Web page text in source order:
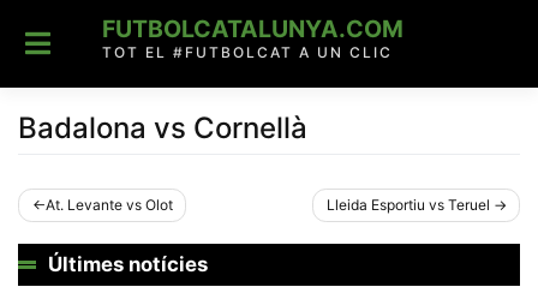
content
FUTBOLCATALUNYA.COM
TOT EL #FUTBOLCAT A UN CLIC
Badalona vs Cornellà
Navegació
d'entrades
At. Levante vs Olot Lleida Esportiu vs Teruel
Últimes notícies